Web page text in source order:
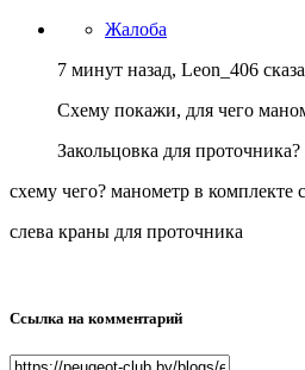
Жалоба
7 минут назад, Leon_406
Схему покажи, для чего
Закольцовка для проточника?
схему чего? манометр в комплекте
слева краны для проточника
Ссылка на комментарий